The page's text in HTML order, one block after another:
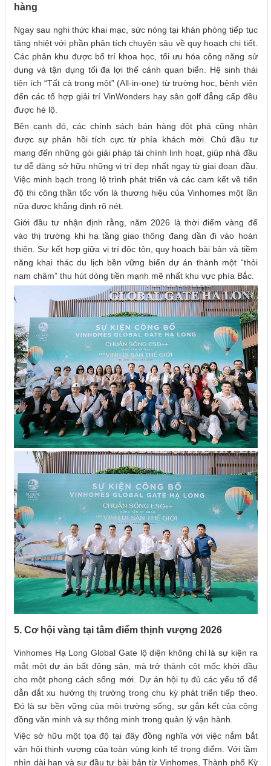
hàng
Ngay sau nghi thức khai mạc, sức nóng tại khán phòng tiếp tục
tăng nhiệt với phần phân tích chuyên sâu về quy hoạch chi tiết.
Các phân khu được bố trí khoa học, tối ưu hóa công năng sử
dụng và tận dụng tối đa lợi thế cảnh quan biển. Hệ sinh thái
tiện ích “Tất cả trong một” (All-in-one) từ trường học, bệnh viện
đến các tổ hợp giải trí VinWonders hay sân golf đẳng cấp đều
được hé lộ.
Bên cạnh đó, các chính sách bán hàng đột phá cũng nhận
được sự phản hồi tích cực từ phía khách mời. Chủ đầu tư
mang đến những gói giải pháp tài chính linh hoạt, giúp nhà đầu
tư dễ dàng sở hữu những vị trí đẹp nhất ngay từ giai đoạn đầu.
Việc minh bạch trong lộ trình phát triển và các cam kết về tiến
độ thi công thần tốc vốn là thương hiệu của Vinhomes một lần
nữa được khẳng định rõ nét.
Giới đầu tư nhận định rằng, năm 2026 là thời điểm vàng để
vào thị trường khi hạ tầng giao thông đang dần đi vào hoàn
thiện. Sự kết hợp giữa vị trí độc tôn, quy hoạch bài bản và tiềm
năng khai thác du lịch bền vững biến dự án thành một “thỏi
nam châm” thu hút dòng tiền mạnh mẽ nhất khu vực phía Bắc.
5. Cơ hội vàng tại tâm điểm thịnh vượng 2026
Vinhomes Hạ Long Global Gate lộ diện không chỉ là sự kiện ra
mắt một dự án bất động sản, mà trở thành cột mốc khởi đầu
cho một phong cách sống mới. Dự án hội tụ đủ các yếu tố để
dẫn dắt xu hướng thị trường trong chu kỳ phát triển tiếp theo.
Đó là sự bền vững của môi trường sống, sự gắn kết của cộng
đồng văn minh và sự thông minh trong quản lý vận hành.
Việc sở hữu một tọa độ tại đây đồng nghĩa với việc nắm bắt
vận hội thịnh vượng của toàn vùng kinh tế trọng điểm. Với tầm
nhìn dài hạn và sự đầu tư bài bản từ Vinhomes, Thành phố Kỳ